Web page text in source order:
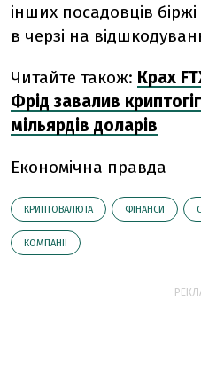
інших посадовців
в черзі на
Читайте також: Крах
Фрід завалив
мільярдів доларів
Економічна правда
КРИПТОВАЛЮТА ФІНАНСИ
КОМПАНІЇ